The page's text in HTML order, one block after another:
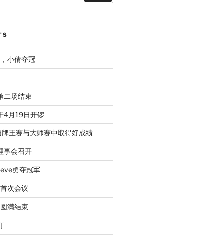
小倩夺冠
二场结束
4月19日开锣
王赛与大师赛中取得好成绩
事会召开
勇夺冠军
次会议
满结束